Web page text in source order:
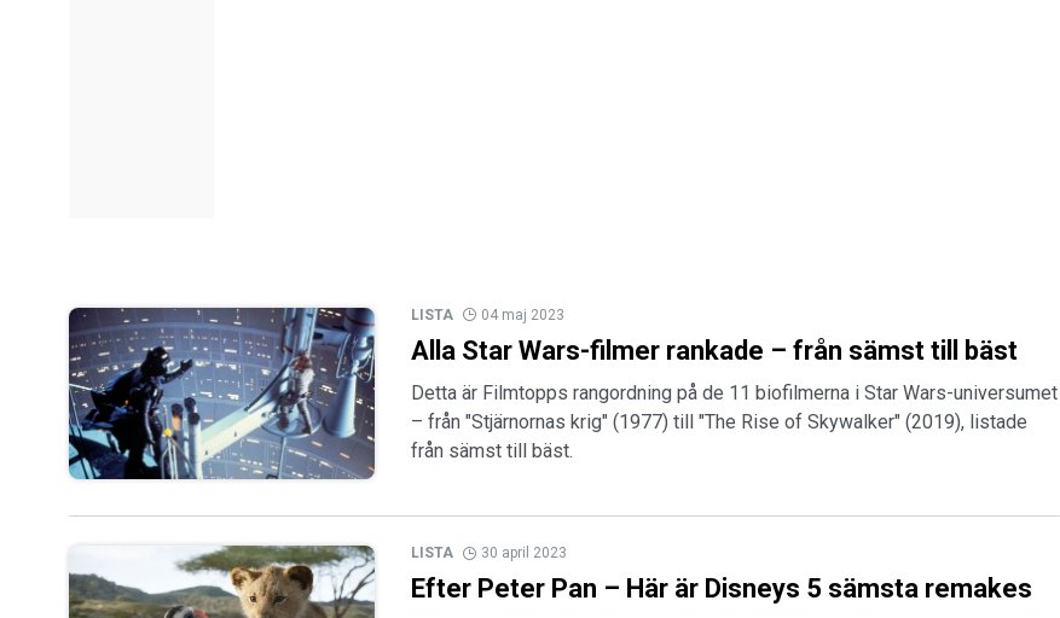
LISTA 04 maj 2023
Alla Star Wars-filmer rankade – från sämst till bäst
Detta är Filmtopps rangordning på de 11 biofilmerna i Star Wars-universumet
– från "Stjärnornas krig" (1977) till "The Rise of Skywalker" (2019), listade
från sämst till bäst.
LISTA 30 april 2023
Efter Peter Pan – Här är Disneys 5 sämsta remakes